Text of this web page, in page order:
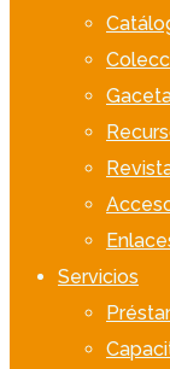
Servicios